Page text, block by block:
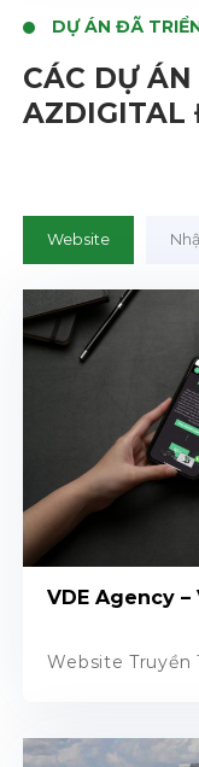
DỰ ÁN ĐÃ
CÁC DỰ
AZDIGITAL
Website
Website Truyền
VDE Agency